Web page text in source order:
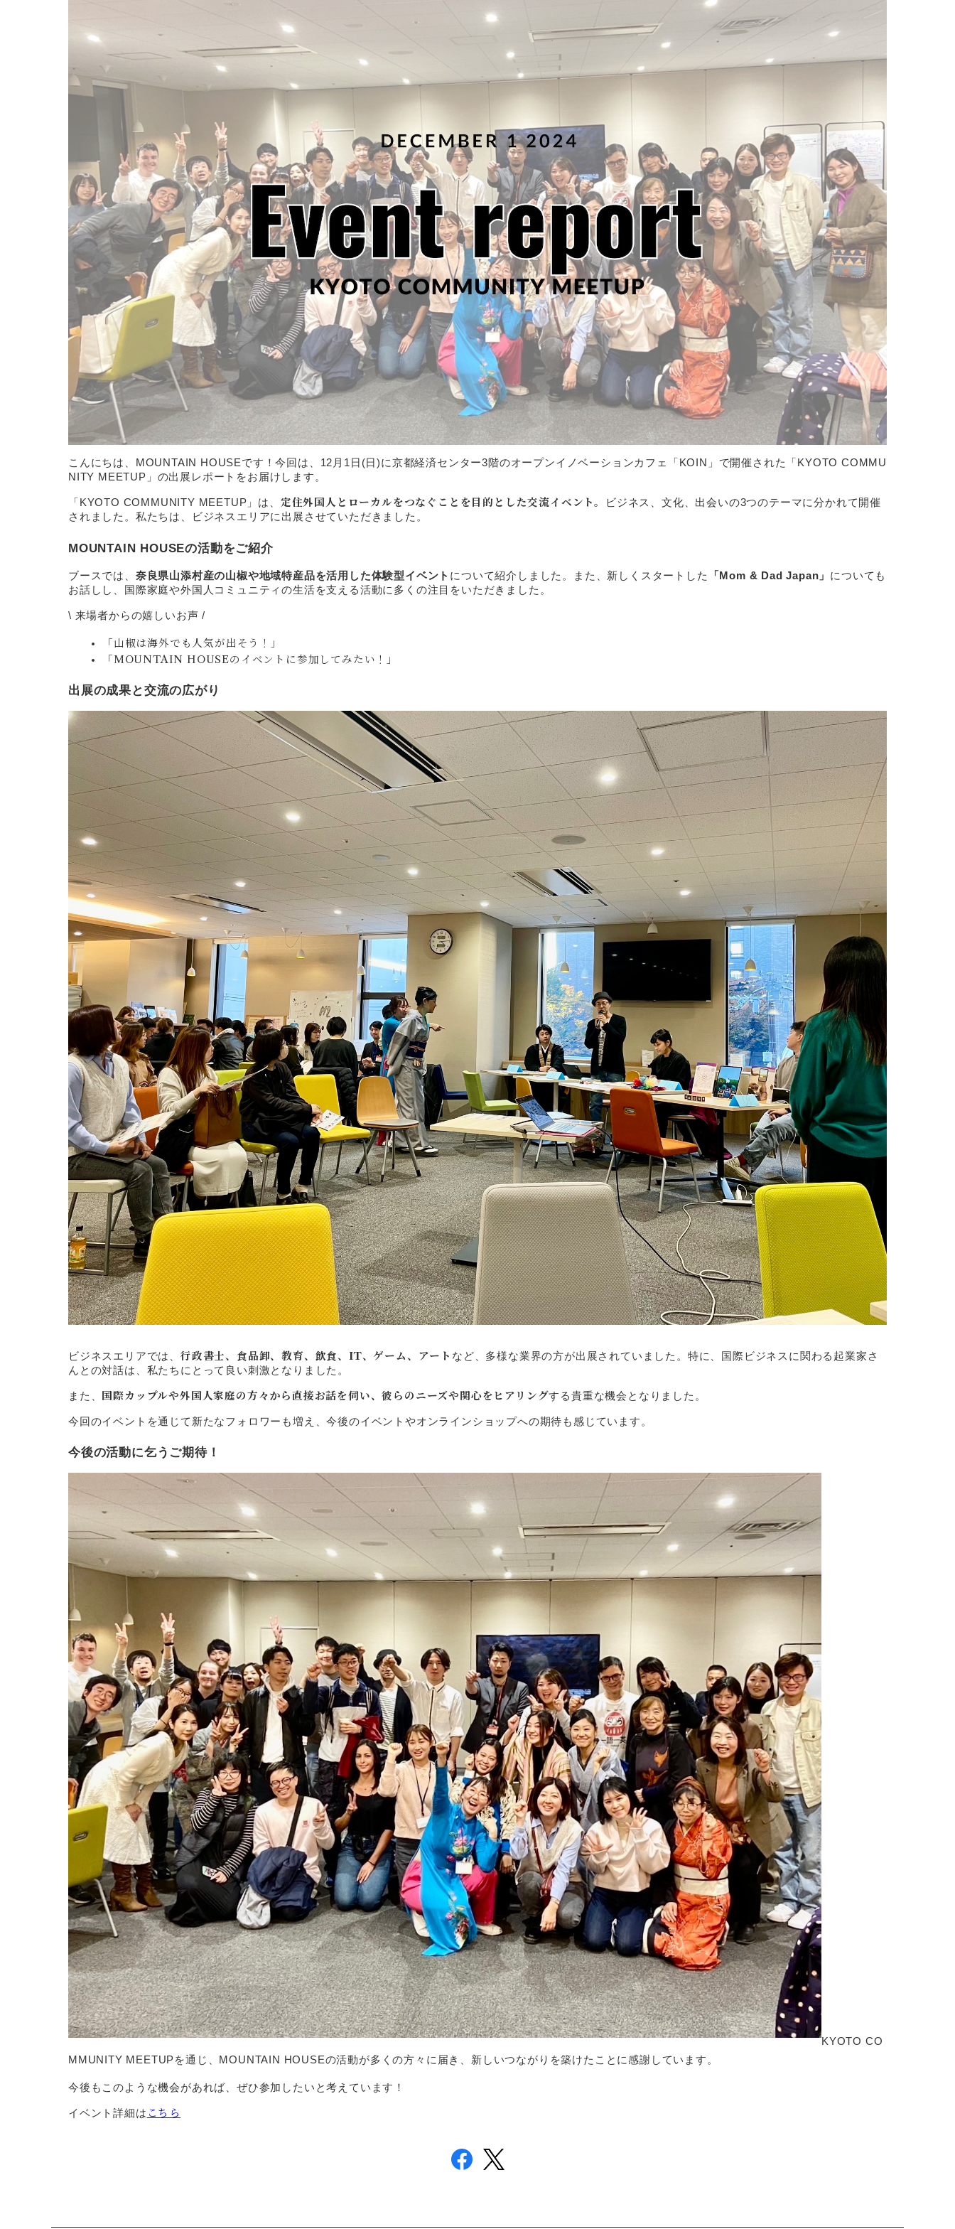
こんにちは、MOUNTAIN HOUSEです！今回は、12月1日(日)に京都経済センター3階のオープンイノベーションカフェ「KOIN」で開催された「KYOTO COMMU
NITY MEETUP」の出展レポートをお届けします。
「KYOTO COMMUNITY MEETUP」は、 定住外国人とローカルをつなぐことを目的とした交流イベント。
ビジネス、文化、出会いの3つのテーマに分かれて開催
されました。私たちは、ビジネスエリアに出展させていただきました。
MOUNTAIN HOUSEの活動をご紹介
ブースでは、 奈良県山添村産の山椒や地域特産品を活用した体験型イベント について紹介しました。また、新しくスタートした 「Mom & Dad Japan」 についても
お話しし、国際家庭や外国人コミュニティの生活を支える活動に多くの注目をいただきました。
\ 来場者からの嬉しいお声 /
「山椒は海外でも人気が出そう！」
「MOUNTAIN HOUSEのイベントに参加してみたい！」
出展の成果と交流の広がり
ビジネスエリアでは、 行政書士、食品卸、教育、飲食、IT、ゲーム、アート など、多様な業界の方が出展されていました。特に、国際ビジネスに関わる起業家さ
んとの対話は、私たちにとって良い刺激となりました。
また、 国際カップルや外国人家庭の方々から直接お話を伺い、彼らのニーズや関心をヒアリングする貴重な機会となりました。
今回のイベントを通じて新たなフォロワーも増え、今後のイベントやオンラインショップへの期待も感じています。
今後の活動に乞うご期待！
KYOTO CO
MMUNITY MEETUPを通じ、MOUNTAIN HOUSEの活動が多くの方々に届き、新しいつながりを築けたことに感謝しています。
今後もこのような機会があれば、ぜひ参加したいと考えています！
イベント詳細は こちら